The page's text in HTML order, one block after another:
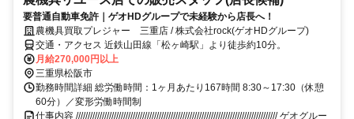
要普通自動車免許｜ゲオHDグループで未経験から店長へ！
農機具買取プレジャー 三重店 / 株式会社rock(ゲオHDグループ)
交通・アクセス 近鉄山田線「松ヶ崎駅」より徒歩約10分。
月給270,000円以上
三重県松阪市
勤務時間詳細 総労働時間：1ヶ月あたり167時間 8:30～17:30（休憩
60分）／変形労働時間制
仕事内容 ///////////////////////////////////////////////////////////////////////////////////// ゲオグルー